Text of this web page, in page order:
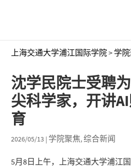
上海交通大学浦江国际学院> 学
沈学民院士受聘
尖科学家，开讲
育
2026/05/13 | 学院聚焦,综合新闻
5月8日上午，上海交通大学浦江